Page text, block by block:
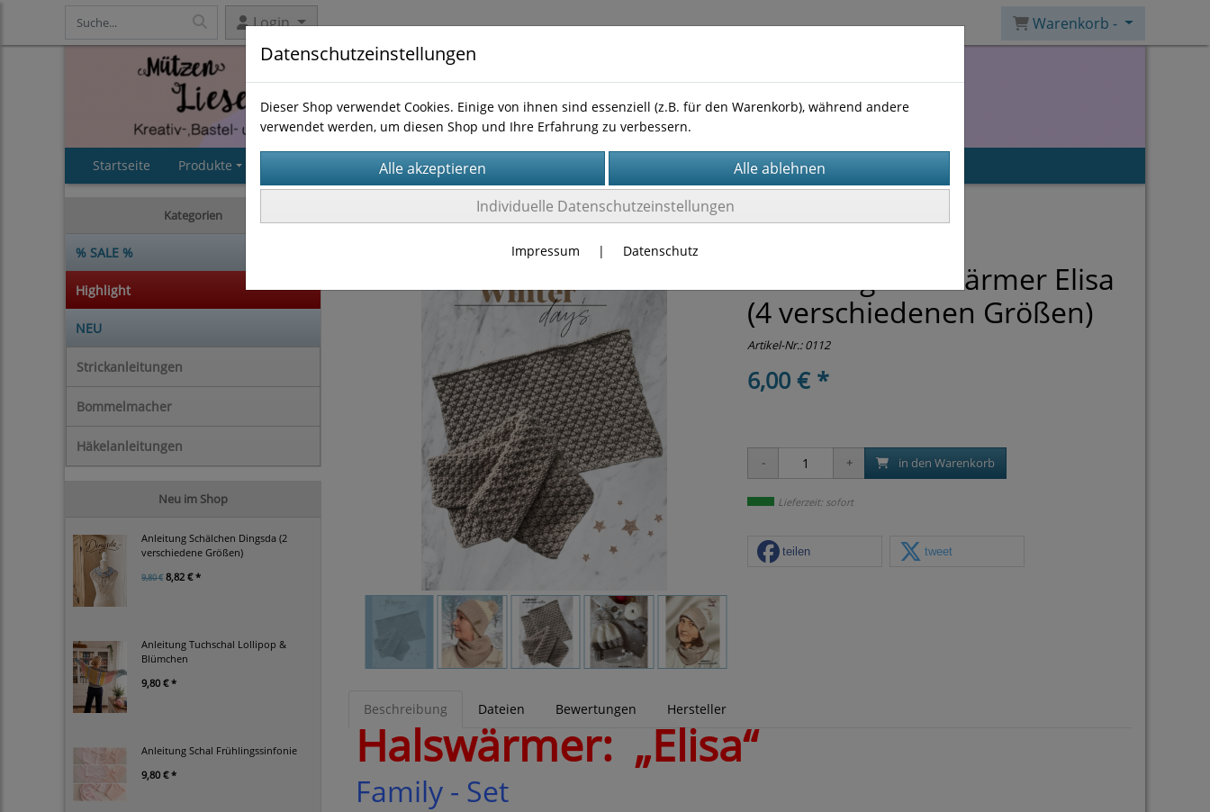
Login Warenkorb -
Startseite Produkte Impressum Kontakt
Kategorien
% SALE %
Highlight
NEU
Strickanleitungen
Bommelmacher
Häkelanleitungen
Neu im Shop
Anleitung Schälchen Dingsda (2
verschiedene Größen)
9,80 € 8,82 € *
Anleitung Tuchschal Lollipop &
Blümchen
9,80 € *
Anleitung Schal Frühlingssinfonie
9,80 € *
Anleitung Halswärmer Elisa
(4 verschiedenen Größen)
Artikel-Nr.:0112
6,00 € *
in den Warenkorb
Lieferzeit: sofort
teilen tweet
Beschreibung Dateien Bewertungen Hersteller
Halswärmer: „Elisa“
Family - Set
Datenschutzeinstellungen
Dieser Shop verwendet Cookies. Einige von ihnen sind essenziell (z.B. für den Warenkorb), während andere
verwendet werden, um diesen Shop und Ihre Erfahrung zu verbessern.
Individuelle Datenschutzeinstellungen
Impressum | Datenschutz